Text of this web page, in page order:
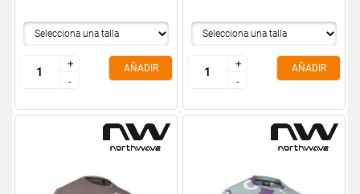
+
-
+
-
AÑADIR
+
-
+
-
AÑADIR